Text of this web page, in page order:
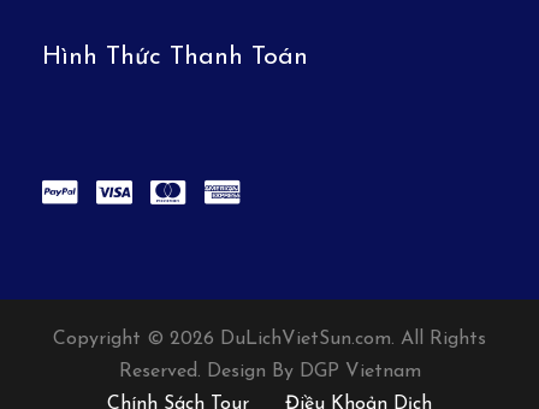
Hình Thức Thanh Toán
Copyright © 2026 DuLichVietSun.com. All Rights
Reserved. Design By DGP Vietnam
Chính Sách Tour
Điều Khoản Dịch